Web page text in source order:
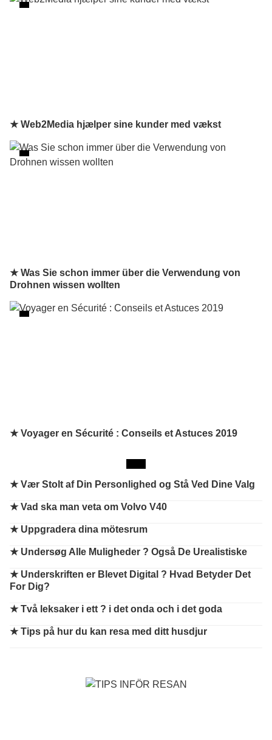
★ Web2Media hjælper sine kunder med vækst
★ Was Sie schon immer über die Verwendung von
Drohnen wissen wollten
★ Voyager en Sécurité : Conseils et Astuces 2019
★Vær Stolt af Din Personlighed og Stå Ved Dine Valg
★Vad ska man veta om Volvo V40
★ Uppgradera dina mötesrum
★ Undersøg Alle Muligheder ? Også De Urealistiske
★ Underskriften er Blevet Digital ? Hvad Betyder Det
For Dig?
★Två leksaker i ett ? i det onda och i det goda
★Tips på hur du kan resa med ditt husdjur